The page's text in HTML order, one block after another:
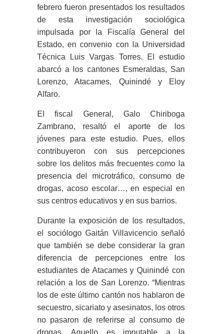
febrero fueron presentados los resultados
de esta investigación sociológica
impulsada por la Fiscalía General del
Estado, en convenio con la Universidad
Técnica Luis Vargas Torres. El estudio
abarcó a los cantones Esmeraldas, San
Lorenzo, Atacames, Quinindé y Eloy
Alfaro.
El fiscal General, Galo Chiriboga
Zambrano, resaltó el aporte de los
jóvenes para este estudio. Pues, ellos
contribuyeron con sus percepciones
sobre los delitos más frecuentes como la
presencia del microtráfico, consumo de
drogas, acoso escolar…, en especial en
sus centros educativos y en sus barrios.
Durante la exposición de los resultados,
el sociólogo Gaitán Villavicencio señaló
que también se debe considerar la gran
diferencia de percepciones entre los
estudiantes de Atacames y Quinindé con
relación a los de San Lorenzo. “Mientras
los de este último cantón nos hablaron de
secuestro, sicariato y asesinatos, los otros
no pasaron de referirse al consumo de
drogas. Aquello es imputable a la